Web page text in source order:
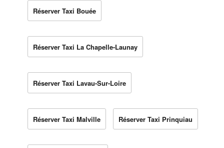
Réserver Taxi Bouée
Réserver Taxi La Chapelle-Launay
Réserver Taxi Lavau-Sur-Loire
Réserver Taxi Malville Réserver Taxi Prinquiau